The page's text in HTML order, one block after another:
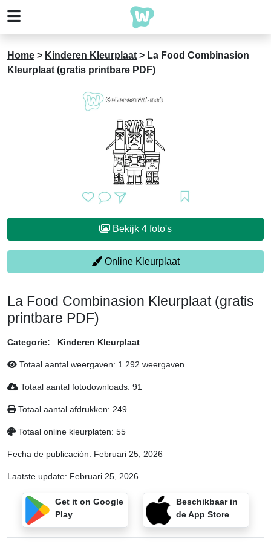
Home > Kinderen Kleurplaat > La Food Combinasion
Kleurplaat (gratis printbare PDF)
Bekijk 4 foto's
Online Kleurplaat
La Food Combinasion Kleurplaat (gratis
printbare PDF)
Categorie: Kinderen Kleurplaat
Totaal aantal weergaven: 1.292 weergaven
Totaal aantal fotodownloads: 91
Totaal aantal afdrukken: 249
Totaal online kleurplaten: 55
Fecha de publicación: Februari 25, 2026
Laatste update: Februari 25, 2026
Get it on Google
Play
Beschikbaar in
de App Store